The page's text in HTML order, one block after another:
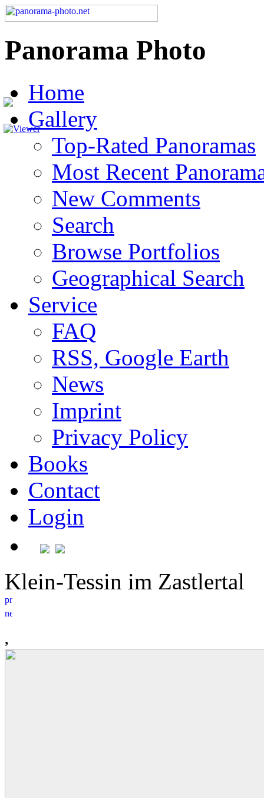
Panorama Photo
Home
Gallery
Top-Rated Panoramas
Most Recent
New Comments
Search
Browse Portfolios
Geographical Search
Service
FAQ
RSS, Google Earth
News
Imprint
Privacy Policy
Books
Contact
Login
Klein-Tessin im Zastlertal